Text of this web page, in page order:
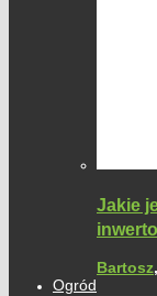
Jakie
Bartosz,
Ogród